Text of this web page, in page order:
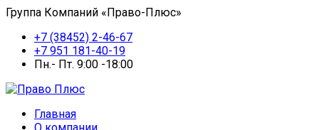
Группа Компаний «Право-Плюс»
+7 (38452) 2-46-67
+7 951 181-40-19
Пн.- Пт. 9:00 -18:00
Главная